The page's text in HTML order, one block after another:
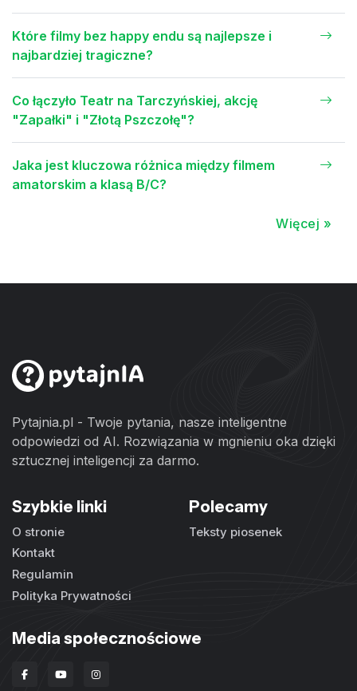
Które filmy bez happy endu są najlepsze i
najbardziej tragiczne?
Co łączyło Teatr na Tarczyńskiej, akcję
"Zapałki" i "Złotą Pszczołę"?
Jaka jest kluczowa różnica między filmem
amatorskim a klasą B/C?
Więcej »
Pytajnia.pl - Twoje pytania, nasze inteligentne
odpowiedzi od AI. Rozwiązania w mgnieniu oka dzięki
sztucznej inteligencji za darmo.
Szybkie linki
O stronie
Kontakt
Regulamin
Polityka Prywatności
Polecamy
Teksty piosenek
Media społecznościowe